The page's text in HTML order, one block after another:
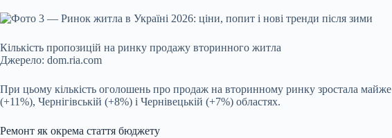
Кількість пропозицій на ринку продажу вторинного житла
Джерело: dom.ria.com
При цьому кількість оголошень про продаж на вторинному ринку зростала
(+11%), Чернігівській (+8%) і Чернівецькій (+7%) областях.
Ремонт як окрема стаття бюджету